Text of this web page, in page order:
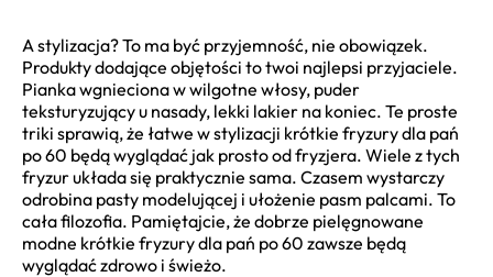
A stylizacja? To ma być przyjemność, nie obowiązek.
Produkty dodające objętości to twoi najlepsi przyjaciele.
Pianka wgnieciona w wilgotne włosy, puder
teksturyzujący u nasady, lekki lakier na koniec. Te proste
triki sprawią, że łatwe w stylizacji krótkie fryzury dla pań
po 60 będą wyglądać jak prosto od fryzjera. Wiele z tych
fryzur układa się praktycznie sama. Czasem wystarczy
odrobina pasty modelującej i ułożenie pasm palcami. To
cała filozofia. Pamiętajcie, że dobrze pielęgnowane
modne krótkie fryzury dla pań po 60 zawsze będą
wyglądać zdrowo i świeżo.